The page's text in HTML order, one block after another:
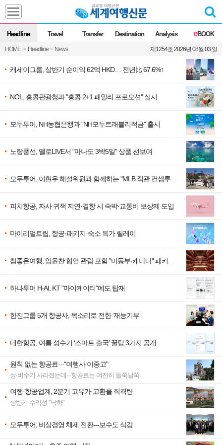
Headline Travel Transfer Destination Analysis eBOOK
HOME > Headline > News 제1254호 2026년 08월 03 일
Headline
전체 News
Commentary Opinion
Focus Marketing
Travel
Transfer
캐세이그룹, 상반기 순이익 62억 HKD… 전년比 67.6%↑
NOL, 홍콩관광청과 "홍콩 2+1 패밀리 프로모션" 실시
모두투어, NH농협은행과 "NH모두트래블리적금" 출시
노랑풍선, 옐로LIVE서 "마나도 3박5일" 상품 선보여
모두투어, 이현우 해설위원과 함께하는 "MLB 직관 컨셉투
피치항공, 자사 귀책 지연·결항 시 숙박·교통비 보상제 도입
마이리얼트립, 항공·패키지·숙소 특가 릴레이
참좋은여행, 임윤찬 협연 관람 포함 "미동부·캐나다" 패키지
하나투어 H-AI, KT "마이케이티"에도 탑재
한진그룹 5개 항공사, 목소리로 전한 ‘재능기부’
대한항공, 여름 성수기 ‘스마트 출국’ 꿀팁 3가지 공개
원칙 없는 항공료···"여행사 이중고"
성·비수기 사라졌는데···항공료는 여전히 들쭉날쭉
여행·항공업계, 2분기 고유가·고환율 직격탄
상반기 수익성 "낙하"
모두투어, 비상경영 체제 전환---보수도 삭감